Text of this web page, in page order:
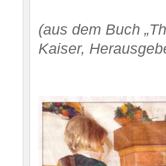
(aus dem Buch
Kaiser,